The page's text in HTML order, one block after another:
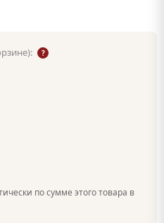
?
по сумме этого товара в